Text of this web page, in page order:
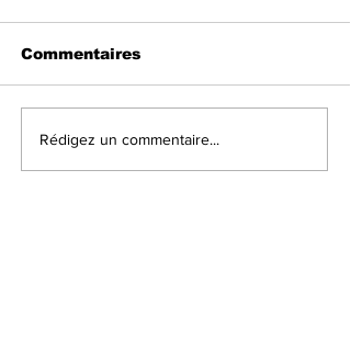
Commentaires
Rédigez un commentaire...